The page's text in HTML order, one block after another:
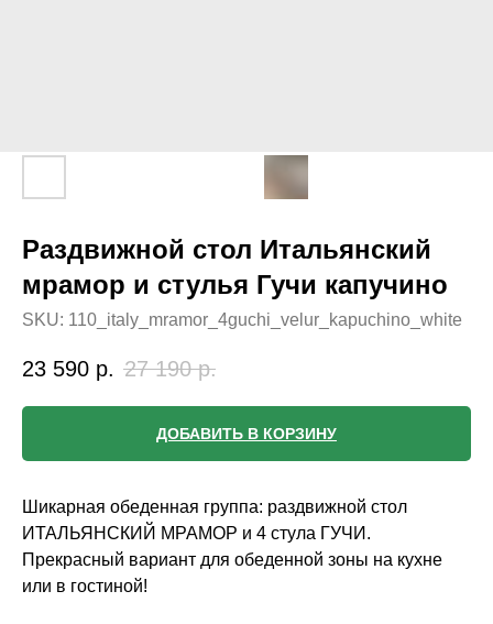
Раздвижной стол Итальянский
мрамор и стулья Гучи капучино
SKU: 110_italy_mramor_4guchi_velur_kapuchino_white
23 590 р. 27 190 р.
ДОБАВИТЬ В КОРЗИНУ
Шикарная обеденная группа: раздвижной стол
ИТАЛЬЯНСКИЙ МРАМОР и 4 стула ГУЧИ.
Прекрасный вариант для обеденной зоны на кухне
или в гостиной!